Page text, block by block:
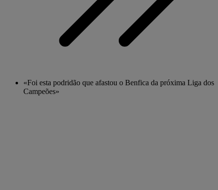
«Foi esta podridão que afastou o Benfica da próxima Liga dos
Campeões»